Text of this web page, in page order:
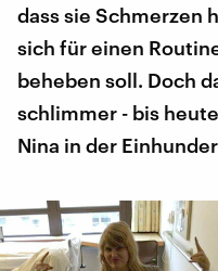
dass sie Schmerzen
sich für einen
beheben soll. Doch
schlimmer - bis
Nina in der